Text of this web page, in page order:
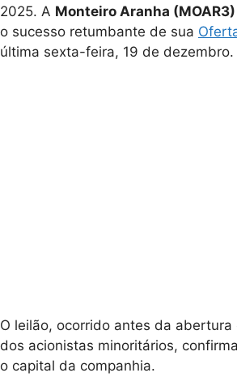
2025. A Monteiro Aranha (MOAR3)
o sucesso retumbante de sua
última sexta-feira, 19 de dezembro.
O leilão, ocorrido antes da
dos acionistas minoritários,
o capital da companhia.